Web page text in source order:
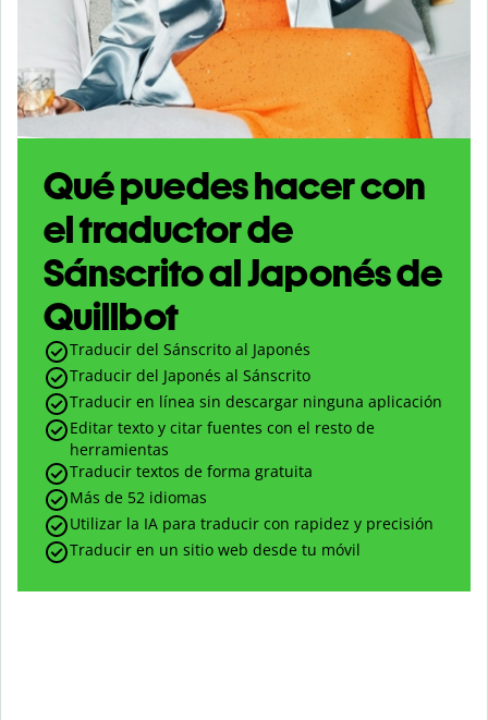
Qué puedes hacer con
el traductor de
Sánscrito al Japonés de
Quillbot
Traducir del Sánscrito al Japonés
Traducir del Japonés al Sánscrito
Traducir en línea sin descargar ninguna aplicación
Editar texto y citar fuentes con el resto de
herramientas
Traducir textos de forma gratuita
Más de 52 idiomas
Utilizar la IA para traducir con rapidez y precisión
Traducir en un sitio web desde tu móvil